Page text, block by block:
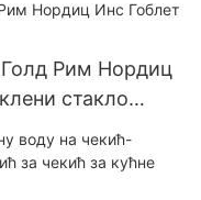
Голд Рим Нордиц
стакло